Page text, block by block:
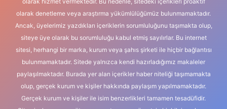
olarak denetleme veya araştırma yükümlülüğümüz bulunmamaktadır.
Ancak, üyelerimiz yazdıkları içeriklerin sorumluluğunu taşımakta olup,
siteye üye olarak bu sorumluluğu kabul etmiş sayılırlar. Bu internet
sitesi, herhangi bir marka, kurum veya şahıs şirketi ile hiçbir bağlantısı
bulunmamaktadır. Sitede yalnızca kendi hazırladığımız makaleler
paylaşılmaktadır. Burada yer alan içerikler haber niteliği taşımamakta
olup, gerçek kurum ve kişiler hakkında paylaşım yapılmamaktadır.
Gerçek kurum ve kişiler ile isim benzerlikleri tamamen tesadüfidir.